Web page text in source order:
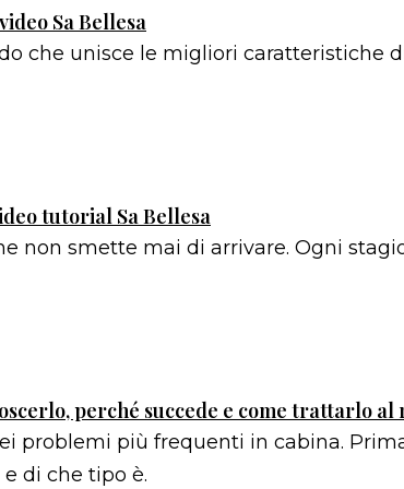
Sa Bellesa
che unisce le migliori caratteristiche
tutorial Sa Bellesa
non smette mai di arrivare. Ogni
perché succede e come trattarlo
problemi più frequenti in cabina.
di che tipo è.